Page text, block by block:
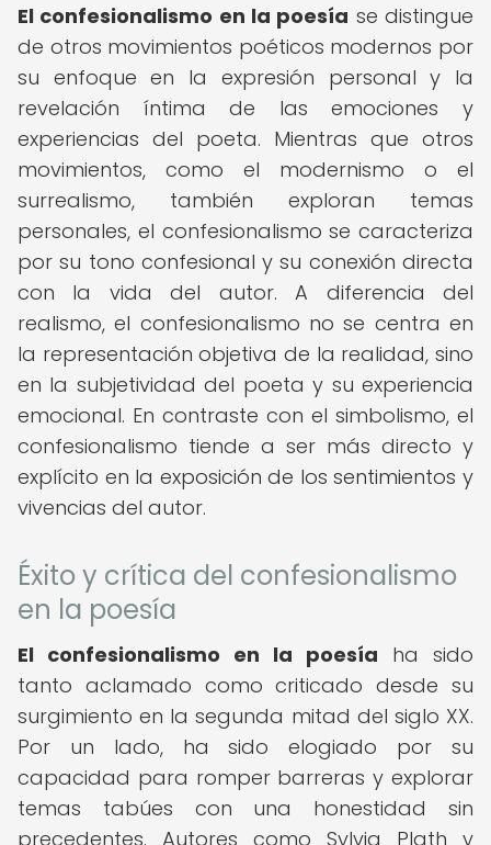
El confesionalismo en la poesía se distingue
de otros movimientos poéticos modernos por
su enfoque en la expresión personal y la
revelación íntima de las emociones y
experiencias del poeta. Mientras que otros
movimientos, como el modernismo o el
surrealismo, también exploran temas
personales, el confesionalismo se caracteriza
por su tono confesional y su conexión directa
con la vida del autor. A diferencia del
realismo, el confesionalismo no se centra en
la representación objetiva de la realidad, sino
en la subjetividad del poeta y su experiencia
emocional. En contraste con el simbolismo, el
confesionalismo tiende a ser más directo y
explícito en la exposición de los sentimientos y
vivencias del autor.
Éxito y crítica del confesionalismo
en la poesía
El confesionalismo en la poesía ha sido
tanto aclamado como criticado desde su
surgimiento en la segunda mitad del siglo XX.
Por un lado, ha sido elogiado por su
capacidad para romper barreras y explorar
temas tabúes con una honestidad sin
precedentes. Autores como Sylvia Plath y